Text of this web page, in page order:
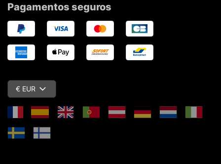
Pagamentos seguros
€ EUR